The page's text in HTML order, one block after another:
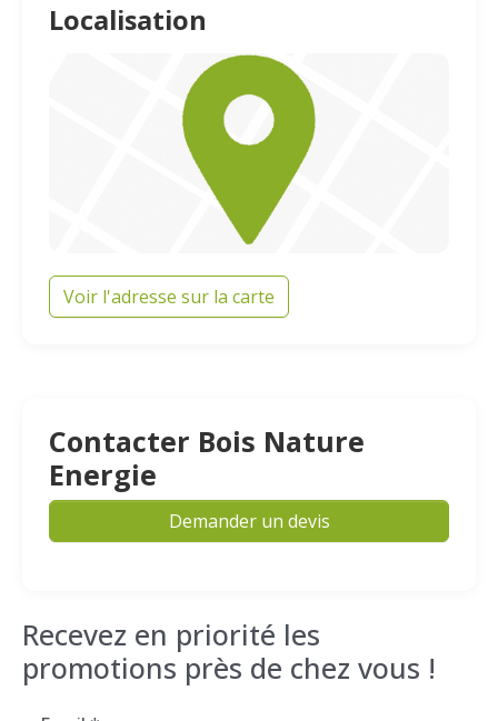
Localisation
Voir l'adresse sur la carte
Contacter Bois Nature
Energie
Demander un devis
Recevez en priorité les
promotions près de chez vous !